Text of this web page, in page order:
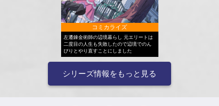
コミカライズ
左遷錬金術師の辺境暮らし 元エリートは
二度目の人生も失敗したので辺境でのん
びりとやり直すことにしました
シリーズ情報をもっと見る